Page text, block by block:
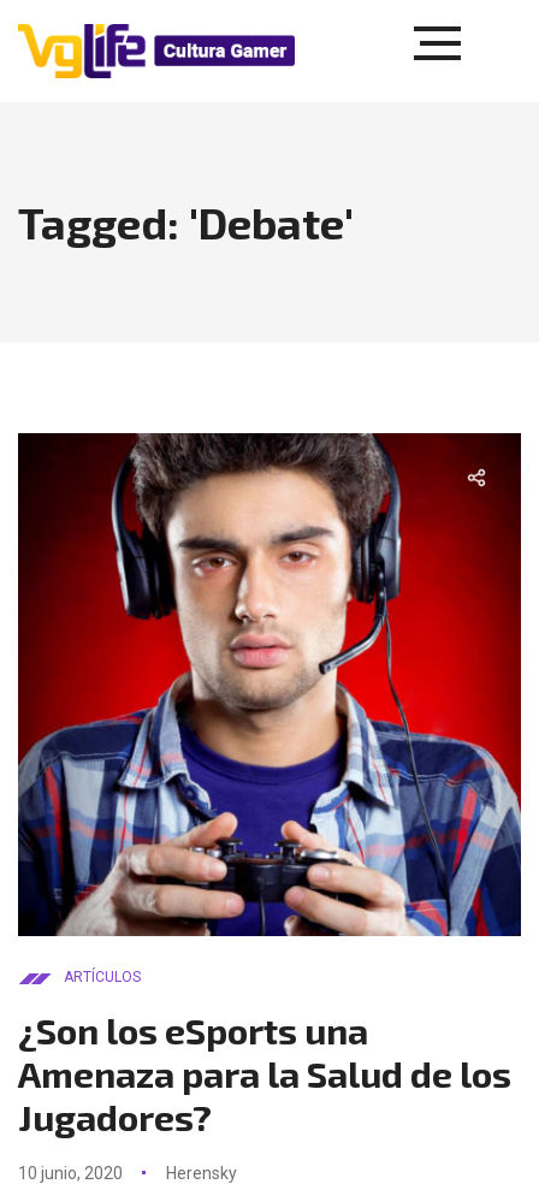
Tagged: 'Debate'
ARTÍCULOS
¿Son los eSports una
Amenaza para la Salud de los
Jugadores?
10 junio, 2020 Herensky